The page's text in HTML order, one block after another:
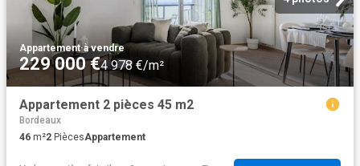
Appartement·à vendre
229 000 €4 978 €/m²
Appartement 2 pièces 45 m2
Bordeaux
46 m²2 PiècesAppartement